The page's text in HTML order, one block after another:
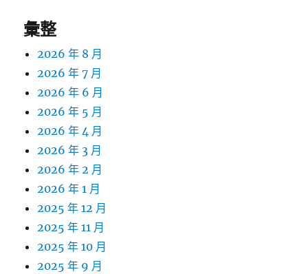
彙整
2026 年 8 月
2026 年 7 月
2026 年 6 月
2026 年 5 月
2026 年 4 月
2026 年 3 月
2026 年 2 月
2026 年 1 月
2025 年 12 月
2025 年 11 月
2025 年 10 月
2025 年 9 月